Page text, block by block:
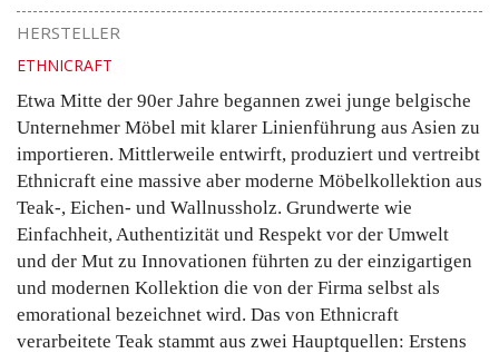
HERSTELLER
ETHNICRAFT
Etwa Mitte der 90er Jahre begannen zwei junge belgische
Unternehmer Möbel mit klarer Linienführung aus Asien zu
importieren. Mittlerweile entwirft, produziert und vertreibt
Ethnicraft eine massive aber moderne Möbelkollektion aus
Teak-, Eichen- und Wallnussholz. Grundwerte wie
Einfachheit, Authentizität und Respekt vor der Umwelt
und der Mut zu Innovationen führten zu der einzigartigen
und modernen Kollektion die von der Firma selbst als
emorational bezeichnet wird. Das von Ethnicraft
verarbeitete Teak stammt aus zwei Hauptquellen: Erstens